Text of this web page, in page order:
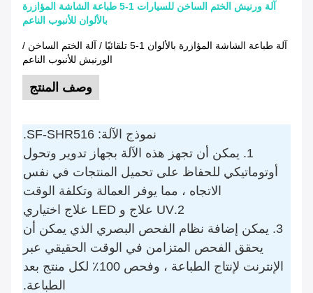
آلة ورنيش الختم الساخن للسيارات 1-5 طباعة الشاشة المؤازرة
بالألوان للأنبوب الناعم
آلة طباعة الشاشة المؤازرة بالألوان 1-5 تلقائيًا / آلة الختم الساخن /
الورنيش للأنبوب الناعم
وصف المنتج
نموذج الآلة: SF-SHR516.
1. يمكن أن تجهز هذه الآلة بجهاز تدوير وتحول
أوتوماتيكي للحفاظ على تحميل المنتجات في نفس
الاتجاه ، مما يوفر العمالة وتكلفة الوقت
2.UV علاج و LED علاج اختياري
3. يمكن إضافة نظام الفحص البصري الذي يمكن أن
يحقق الفحص المتزامن في الوقت الحقيقي عبر
الإنترنت لإنتاج الطباعة ، وفحص 100٪ لكل منتج بعد
الطباعة.